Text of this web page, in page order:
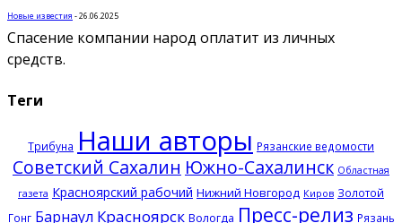
Новые известия -26.06.2025
Спасение компании народ оплатит из личных
средств.
Теги
Трибуна Наши авторы Рязанские ведомости
Советский Сахалин Южно-Сахалинск Областная
газета Красноярский рабочий Нижний Новгород Киров Золотой
Гонг Барнаул Красноярск Вологда Пресс-релиз Рязань